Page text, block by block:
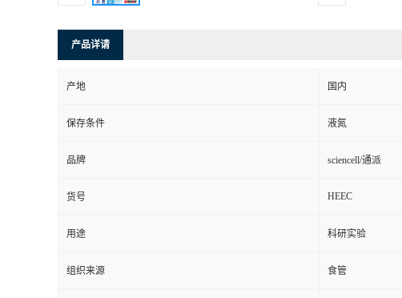
产品详请
产地 国内
保存条件 液氮
品牌 sciencell/通派
货号 HEEC
用途 科研实验
组织来源 食管